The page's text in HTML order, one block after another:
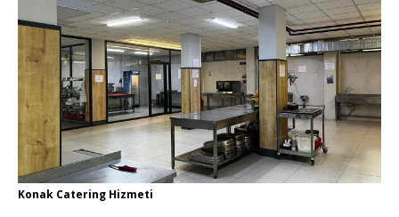
Konak Catering Hizmeti